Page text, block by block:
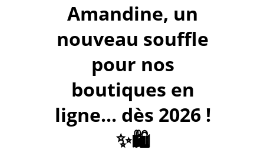
Amandine, un
nouveau souffle
pour nos
boutiques en
ligne... dès 2026 !
✨🛍️